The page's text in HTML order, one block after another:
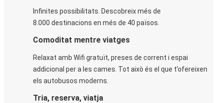
Infinites possibilitats. Descobreix més de
8.000 destinacions en més de 40 països.
Comoditat mentre viatges
Relaxat amb Wifi gratuït, preses de corrent i espai
addicional per a les cames. Tot això és el que t’ofereixen
els autobusos moderns.
Tria, reserva, viatja